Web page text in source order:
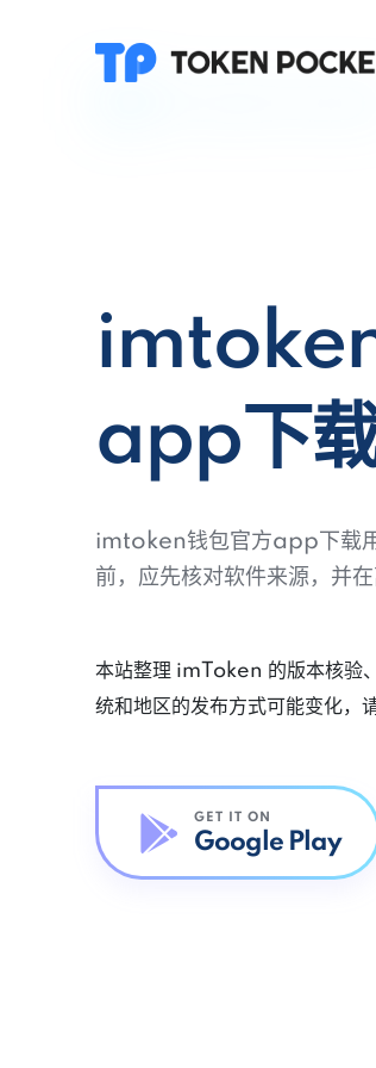
app下
imtoken钱包官方app下载
前，应先核对软件来源，并
本站整理 imToken 的版本核验
统和地区的发布方式可能变化，
GET IT ON
Google Play